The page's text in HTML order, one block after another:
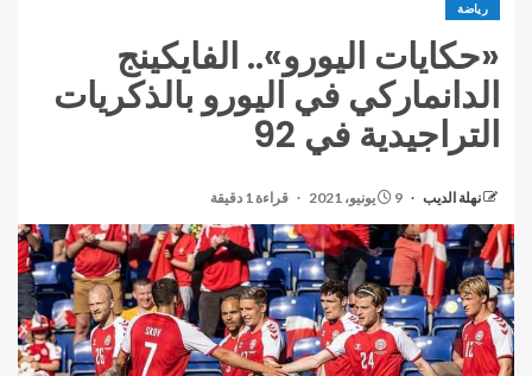
رياضة
«حكايات اليورو».. الفايكينج
الدانماركي في اليورو بالذكريات
التراجيدية في 92
نهلة الديب 9 يونيو، 2021 قراءة 1 دقيقة